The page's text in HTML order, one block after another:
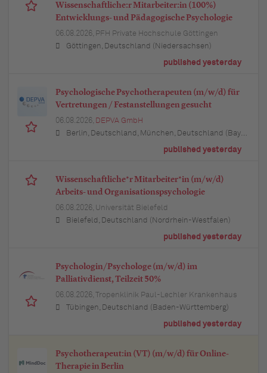
Wissenschaftliche:r Mitarbeiter:in (100%)
Entwicklungs- und Pädagogische Psychologie
06.08.2026, PFH Private Hochschule Göttingen
Göttingen, Deutschland (Niedersachsen)
published yesterday
Psychologische Psychotherapeuten (m/w/d) für
Vertretungen / Festanstellungen gesucht
06.08.2026, DEPVA GmbH
Berlin, Deutschland, München, Deutschland (Bayern), Hamburg, Deutschland, Düsseldorf, Deutschland (Nordrhein-Westfalen), Köln, Deutschland (Nordrhein-Westfalen), Essen, Deutschland (Nordrhein-Westfalen), Dortmund, Deutschland (Nordrhein-Westfalen), Stuttgart, Deutschland (Baden-Württemberg), Heilbronn, Deutschland (Baden-Württemberg), Hannover, Deutschland (Niedersachsen), Rostock, Deutschland (Mecklenburg-Vorpommern), Kiel, Deutschland (Schleswig-Holstein), Augsburg, Deutschland (Bayern), Nürnberg, Deutschland (Bayern), Frankfurt am Main, Deutschland (Hessen), Bremen, Deutschland, Schwerin, Deutschland (Mecklenburg-Vorpommern), Mainz, Deutschland (Rheinland-Pfalz), Saarbrücken, Deutschland (Saarland), Dresden, Deutschland (Sachsen), Magdeburg, Deutschland (Sachsen-Anhalt), Potsdam, Deutschland (Brandenburg), Erfurt, Deutschland (Thüringen), Würzburg, Deutschland (Bayern), Heilbronn, Deutschland (Baden-Württemberg), Leipzig, Deutschland (Sachsen)
published yesterday
Wissenschaftliche*r Mitarbeiter*in (m/w/d)
Arbeits- und Organisationspsychologie
06.08.2026, Universität Bielefeld
Bielefeld, Deutschland (Nordrhein-Westfalen)
published yesterday
Psychologin/Psychologe (m/w/d) im
Palliativdienst, Teilzeit 50%
06.08.2026, Tropenklinik Paul-Lechler Krankenhaus
Tübingen, Deutschland (Baden-Württemberg)
published yesterday
Psychotherapeut:in (VT) (m/w/d) für Online-
Therapie in Berlin